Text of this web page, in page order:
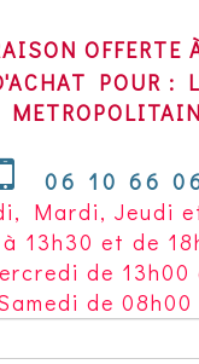
OFFERTE
POUR :
06 10 66
Mardi, Jeudi
13h30 et de
de 13h00
de 08h00